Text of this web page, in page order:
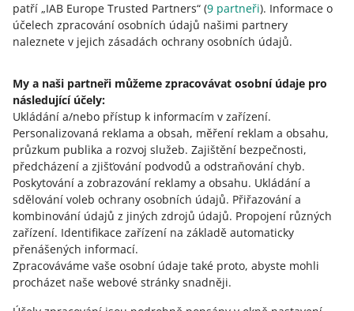
patří „IAB Europe Trusted Partners“ (9 partneři). Informace o
účelech zpracování osobních údajů našimi partnery
naleznete v jejich zásadách ochrany osobních údajů.
My a naši partneři můžeme zpracovávat osobní údaje pro
následující účely:
Ukládání a/nebo přístup k informacím v zařízení.
Personalizovaná reklama a obsah, měření reklam a obsahu,
průzkum publika a rozvoj služeb. Zajištění bezpečnosti,
předcházení a zjišťování podvodů a odstraňování chyb.
Poskytování a zobrazování reklamy a obsahu. Ukládání a
sdělování voleb ochrany osobních údajů. Přiřazování a
kombinování údajů z jiných zdrojů údajů. Propojení různých
zařízení. Identifikace zařízení na základě automaticky
přenášených informací.
Zpracováváme vaše osobní údaje také proto, abyste mohli
procházet naše webové stránky snadněji.
0 1 2 3 4 5 6 7
Potřebujete pomoc?
Kontaktujte nás
Zeptejte se komunity
Podívejte se na Allegro Komunitu